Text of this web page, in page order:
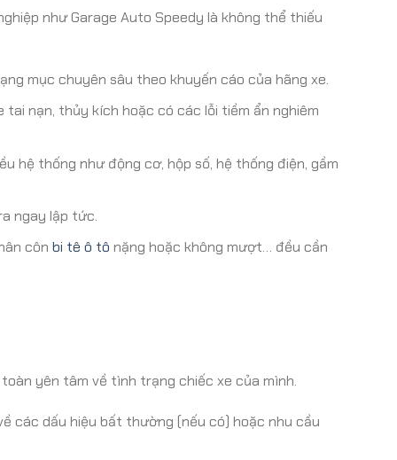
như Garage Auto Speedy là không thể thiếu
mục chuyên sâu theo khuyến cáo của hãng xe.
nạn, thủy kích hoặc có các lỗi tiềm ẩn nghiêm
hệ thống như động cơ, hộp số, hệ thống điện, gầm
ngay lập tức.
côn bi tê ô tô nặng hoặc không mượt… đều cần
yên tâm về tình trạng chiếc xe của mình.
các dấu hiệu bất thường (nếu có) hoặc nhu cầu